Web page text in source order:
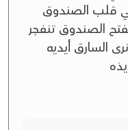
قلب الصندوق
الصندوق تنفجر
السارق أيديه